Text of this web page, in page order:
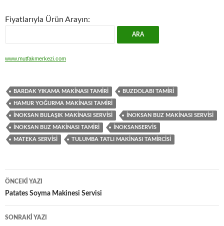
Fiyatlarıyla Ürün Arayın:
www.mutfakmerkezi.com
BARDAK YIKAMA MAKINASI TAMIRI BUZDOLABI TAMIRI
HAMUR YOĞURMA MAKINASI TAMIRI
İNOKSAN BULAŞIK MAKINASI SERVISI İNOKSAN BUZ MAKINASI SERVISI
İNOKSAN BUZ MAKINASI TAMIRI İNOKSANSERVIS
MATEKA SERVISI TULUMBA TATLI MAKINASI TAMIRCISI
Yazı
dolaşımı
ÖNCEKI YAZI
Patates Soyma Makinesi Servisi
SONRAKI YAZI